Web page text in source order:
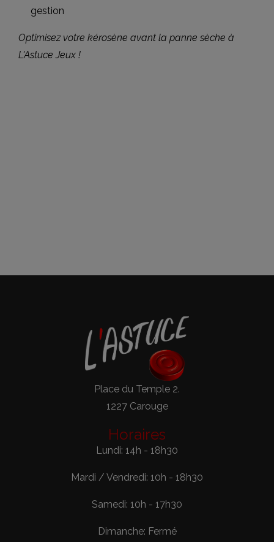
gestion
Optimisez votre kérosène avant la panne sèche à
L'Astuce Jeux !
Place du Temple 2.
1227 Carouge
Horaires
Lundi: 14h - 18h30
Mardi / Vendredi: 10h - 18h30
Samedi: 10h - 17h30
Dimanche: Fermé